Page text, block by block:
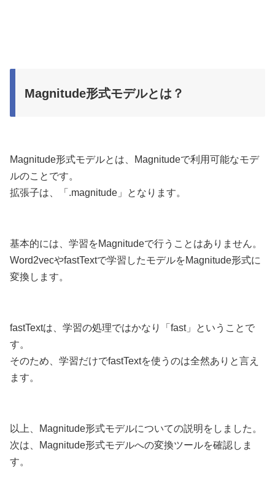
Magnitude形式モデルとは？
Magnitude形式モデルとは、Magnitudeで利用可能なモデ
ルのことです。
拡張子は、「.magnitude」となります。
基本的には、学習をMagnitudeで行うことはありません。
Word2vecやfastTextで学習したモデルをMagnitude形式に
変換します。
fastTextは、学習の処理ではかなり「fast」ということで
す。
そのため、学習だけでfastTextを使うのは全然ありと言え
ます。
以上、Magnitude形式モデルについての説明をしました。
次は、Magnitude形式モデルへの変換ツールを確認しま
す。